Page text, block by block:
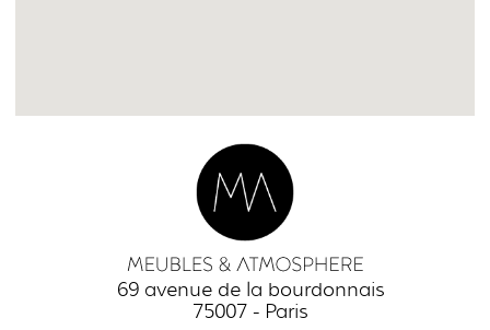
69 avenue de la bourdonnais
75007 - Paris